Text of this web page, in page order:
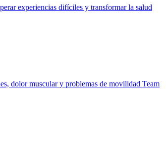
experiencias difíciles y transformar la salud
dolor muscular y problemas de movilidad Team